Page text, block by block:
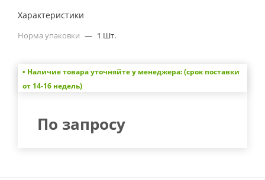
Характеристики
Норма упаковки — 1 Шт.
• Наличие товара уточняйте у менеджера: (срок поставки
от 14-16 недель)
По запросу